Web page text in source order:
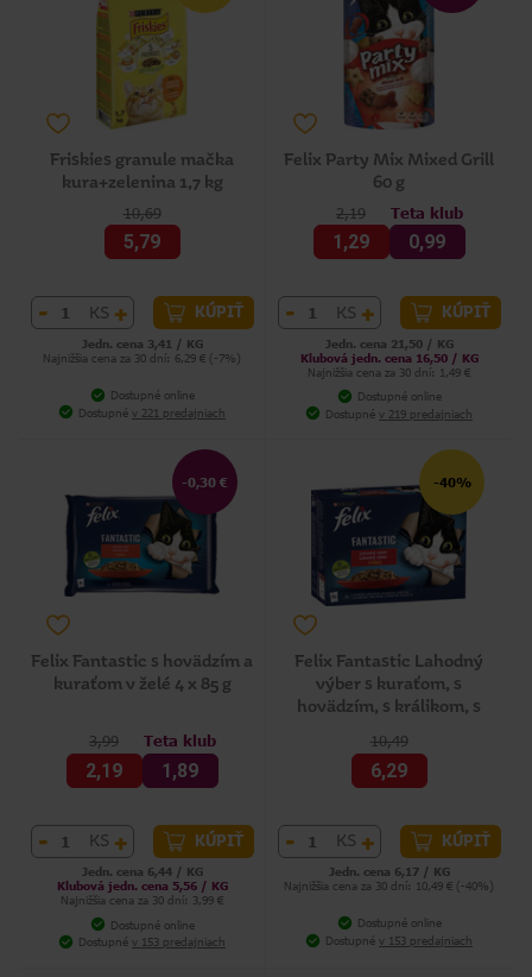
Friskies granule mačka
kura+zelenina 1,7 kg
10,69
5,79
- KS + KÚPIŤ
Jedn. cena 3,41 / KG
Najnižšia cena za 30 dní: 6,29 € (-7%)
Dostupné online
Dostupné v 221 predajniach
Felix Party Mix Mixed Grill
60 g
2,19
1,29
Teta klub
0,99
- KS + KÚPIŤ
Jedn. cena 21,50 / KG
Klubová jedn. cena 16,50 / KG
Najnižšia cena za 30 dní: 1,49 €
Dostupné online
Dostupné v 219 predajniach
-0,30 €
Felix Fantastic s hovädzím a
kuraťom v želé 4 x 85 g
3,99
2,19
Teta klub
1,89
- KS + KÚPIŤ
Jedn. cena 6,44 / KG
Klubová jedn. cena 5,56 / KG
Najnižšia cena za 30 dní: 3,99 €
Dostupné online
Dostupné v 153 predajniach
-40%
Felix Fantastic Lahodný
výber s kuraťom, s
hovädzím, s králikom, s
10,49
6,29
- KS + KÚPIŤ
Jedn. cena 6,17 / KG
Najnižšia cena za 30 dní: 10,49 € (-40%)
Dostupné online
Dostupné v 153 predajniach